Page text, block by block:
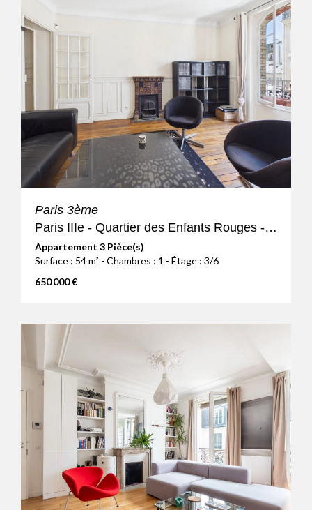
Paris 3ème
Paris IIIe - Quartier des Enfants Rouges - 3P - Etage élevé avec
Appartement 3 Pièce(s)
Surface : 54 m² - Chambres : 1 - Étage : 3/6
650 000 €